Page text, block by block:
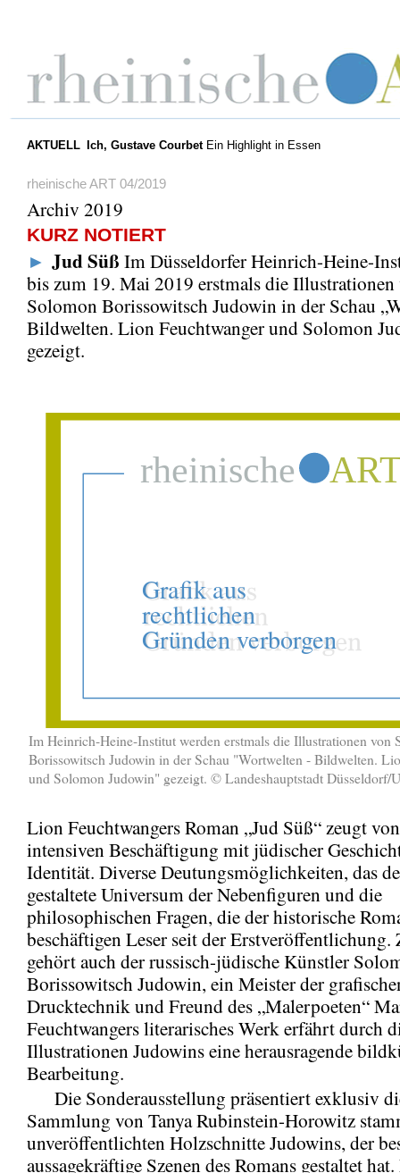
AKTUELL Ich, Gustave CourbetEin Highlight in Essen
rheinische ART 04/2019
Archiv 2019
KURZ NOTIERT
► Jud Süß Im Düsseldorfer Heinrich-Heine-
bis zum 19. Mai 2019 erstmals die Illustrationen
Solomon Borissowitsch Judowin in der Schau
Bildwelten. Lion Feuchtwanger und Solomon
gezeigt.
Im Heinrich-Heine-Institut werden erstmals die Illustrationen von
Borissowitsch Judowin in der Schau "Wortwelten - Bildwelten.
und Solomon Judowin" gezeigt. © Landeshauptstadt Düsseldorf/
Lion Feuchtwangers Roman „Jud Süß“ zeugt
intensiven Beschäftigung mit jüdischer
Identität. Diverse Deutungsmöglichkeiten, das
gestaltete Universum der Nebenfiguren und die
philosophischen Fragen, die der historische
beschäftigen Leser seit der Erstveröffentlichung.
gehört auch der russisch-jüdische Künstler
Borissowitsch Judowin, ein Meister der
Drucktechnik und Freund des „Malerpoeten“
Feuchtwangers literarisches Werk erfährt durch
Illustrationen Judowins eine herausragende
Bearbeitung.
Die Sonderausstellung präsentiert exklusiv
Sammlung von Tanya Rubinstein-Horowitz
unveröffentlichten Holzschnitte Judowins, der
aussagekräftige Szenen des Romans gestaltet